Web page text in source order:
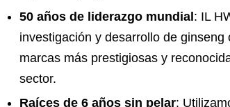
50 años de liderazgo mundial : IL
investigación y desarrollo de
marcas más prestigiosas y
sector.
Raíces de 6 años sin pelar: